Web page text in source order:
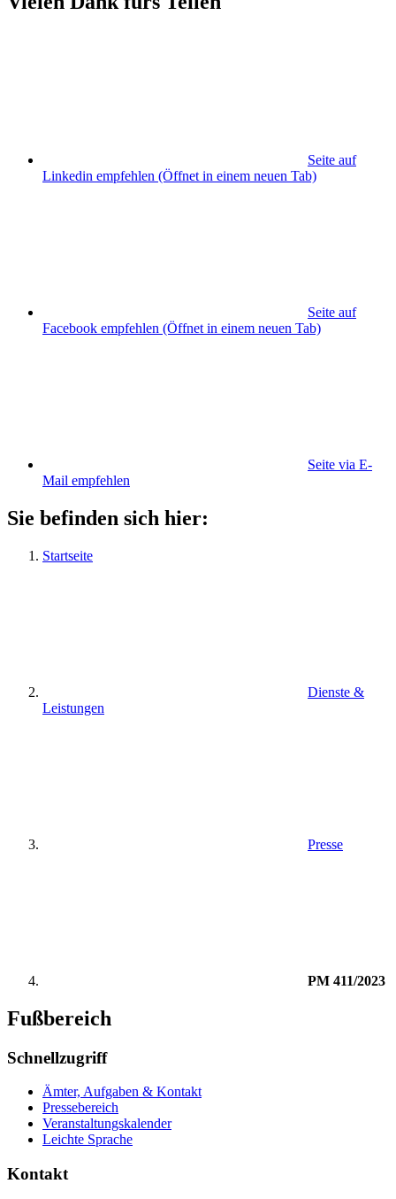
Seite auf
Linkedin empfehlen (Öffnet in einem neuen Tab)
Seite auf
Facebook empfehlen (Öffnet in einem neuen Tab)
Seite via E-
Mail empfehlen
Sie befinden sich hier:
Startseite
Dienste &
Leistungen
Presse
PM 411/2023
Fußbereich
Schnellzugriff
Ämter, Aufgaben & Kontakt
Pressebereich
Veranstaltungskalender
Leichte Sprache
Kontakt